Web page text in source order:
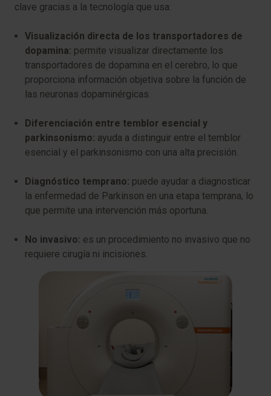
clave gracias a la tecnología que usa:
Visualización directa de los transportadores de
dopamina: permite visualizar directamente los
transportadores de dopamina en el cerebro, lo que
proporciona información objetiva sobre la función de
las neuronas dopaminérgicas.
Diferenciación entre temblor esencial y
parkinsonismo: ayuda a distinguir entre el temblor
esencial y el parkinsonismo con una alta precisión.
Diagnóstico temprano: puede ayudar a diagnosticar
la enfermedad de Parkinson en una etapa temprana, lo
que permite una intervención más oportuna.
No invasivo: es un procedimiento no invasivo que no
requiere cirugía ni incisiones.